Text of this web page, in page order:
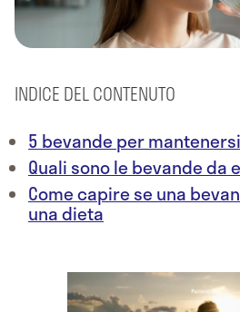
INDICE DEL CONTENUTO
5 bevande per
Quali sono le bevande da
Come capire se una
una dieta